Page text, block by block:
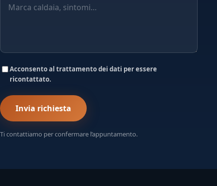
Acconsento al trattamento dei dati per essere
ricontattato.
Invia richiesta
Ti contattiamo per confermare l’appuntamento.